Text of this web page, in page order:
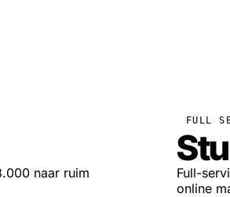
naar ruim
FULL
Full-
online